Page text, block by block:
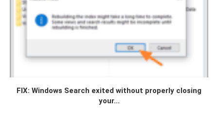
FIX: Windows Search exited without properly closing
your...